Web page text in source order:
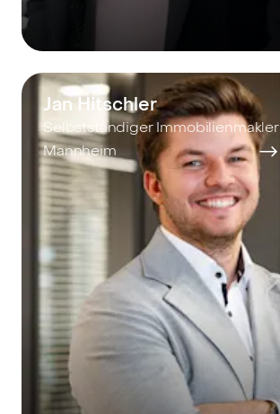
Jan Hitschler
Selbstständiger Immobilienmakler
Mannheim